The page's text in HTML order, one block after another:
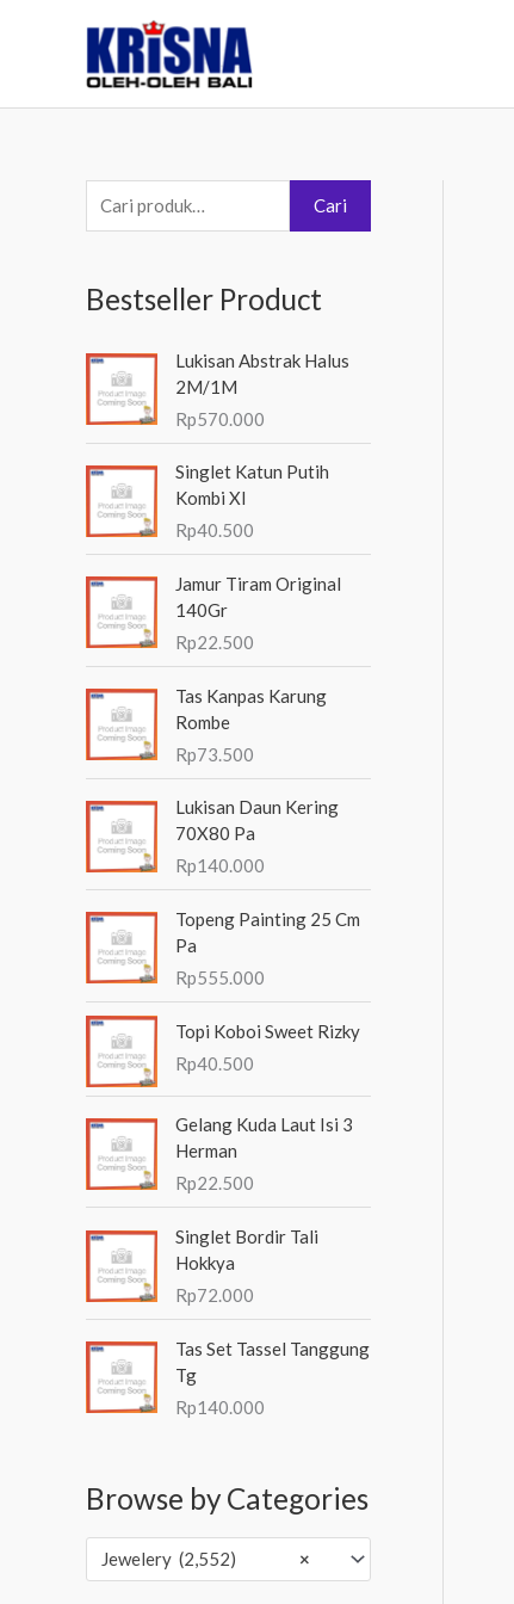
e
c
a
n
n
t
k
Cari
Bestseller Product
Lukisan Abstrak Halus
2M/1M
Rp570.000
Singlet Katun Putih
Kombi Xl
Rp40.500
Jamur Tiram Original
140Gr
Rp22.500
Tas Kanpas Karung
Rombe
Rp73.500
Lukisan Daun Kering
70X80 Pa
Rp140.000
Topeng Painting 25 Cm
Pa
Rp555.000
Topi Koboi Sweet Rizky
Rp40.500
Gelang Kuda Laut Isi 3
Herman
Rp22.500
Singlet Bordir Tali
Hokkya
Rp72.000
Tas Set Tassel Tanggung
Tg
Rp140.000
Browse by Categories
×
Jewelery (2,552)